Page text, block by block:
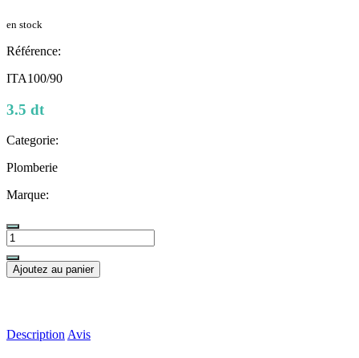
en stock
Référence:
ITA100/90
3.5 dt
Categorie:
Plomberie
Marque:
Ajoutez au panier
Description Avis